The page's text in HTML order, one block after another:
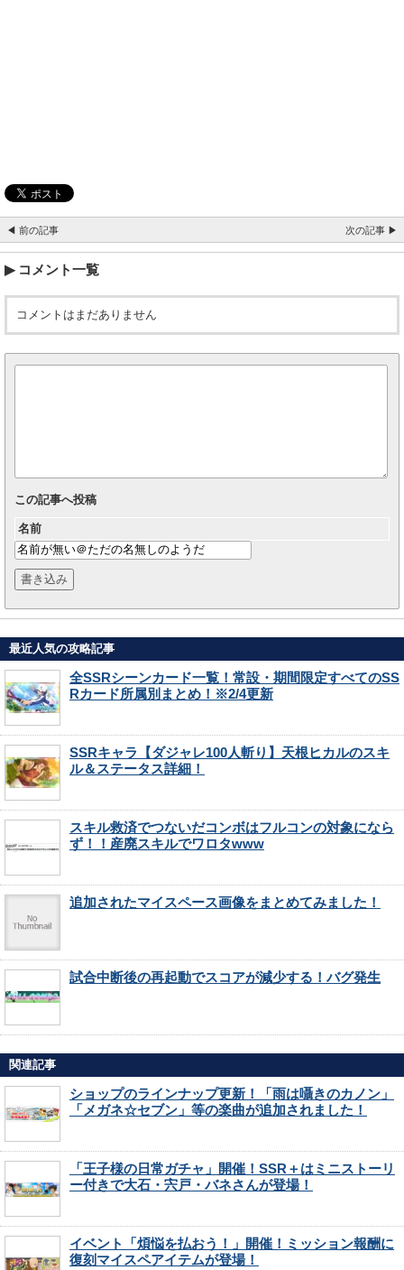
◀ 前の記事 次の記事 ▶
コメント一覧
コメントはまだありません
この記事へ投稿
名前
最近人気の攻略記事
全SSRシーンカード一覧！常設・期間限定すべてのSS
Rカード所属別まとめ！※2/4更新
SSRキャラ【ダジャレ100人斬り】天根ヒカルのスキ
ル＆ステータス詳細！
スキル救済でつないだコンボはフルコンの対象になら
ず！！産廃スキルでワロタwww
追加されたマイスペース画像をまとめてみました！
試合中断後の再起動でスコアが減少する！バグ発生
関連記事
ショップのラインナップ更新！「雨は囁きのカノン」
「メガネ☆セブン」等の楽曲が追加されました！
「王子様の日常ガチャ」開催！SSR＋はミニストーリ
ー付きで大石・宍戸・バネさんが登場！
イベント「煩悩を払おう！」開催！ミッション報酬に
復刻マイスペアイテムが登場！